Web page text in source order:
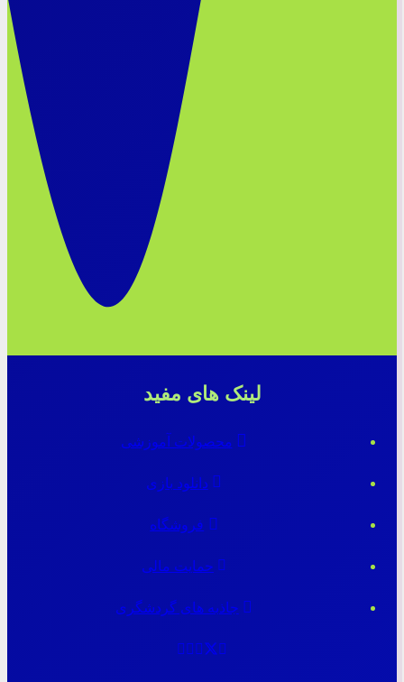
لینک های مفید
محصولات آموزشی
دانلود بازی
فروشگاه
حمایت مالی
جاذبه های گردشگری